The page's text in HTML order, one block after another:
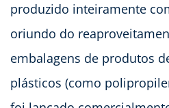
produzido inteiramente
oriundo do
embalagens de produtos
plásticos (como